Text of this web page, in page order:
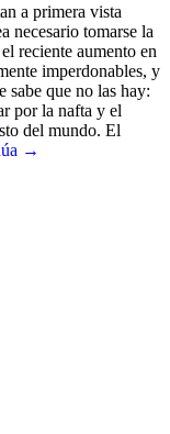
a primera vista
necesario tomarse la
reciente aumento en
imperdonables, y
sabe que no las hay:
por la nafta y el
del mundo. El
→